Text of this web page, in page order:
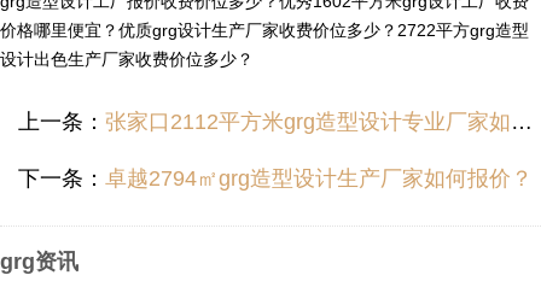
价格哪里便宜？优质grg设计生产厂家收费价位多少？ 2722平方grg造型
设计出色生产厂家收费价位多少？
上一条： 张家口2112平方米grg造型设计专业厂家如何报价？
下一条： 卓越2794㎡grg造型设计生产厂家如何报价？
grg资讯